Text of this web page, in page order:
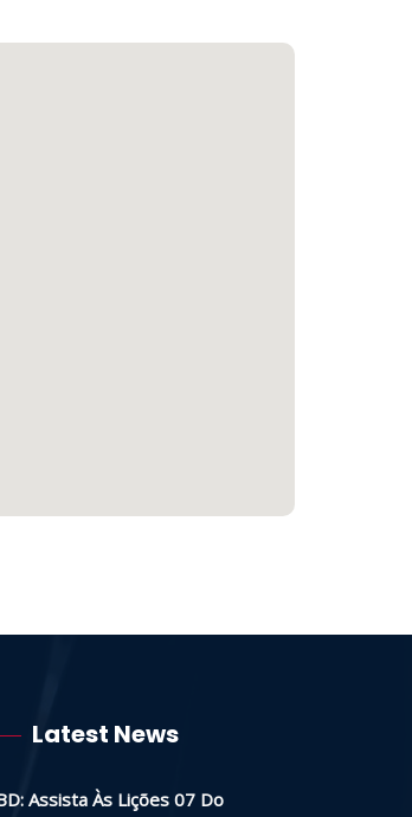
Latest News
Assista Às Lições 07 Do